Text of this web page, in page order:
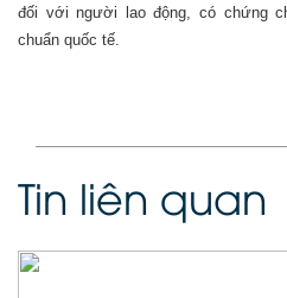
đối với người lao động, có chứng
chuẩn quốc tế.
Tin liên quan